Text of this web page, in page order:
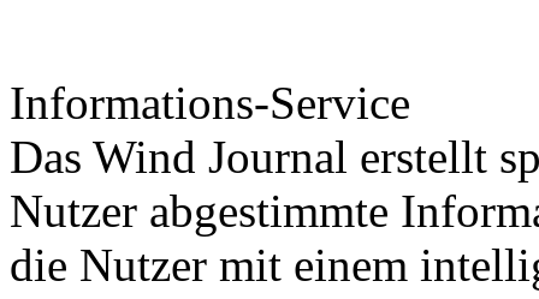
Informations-Service
Das Wind Journal erstellt
Nutzer abgestimmte
die Nutzer mit einem